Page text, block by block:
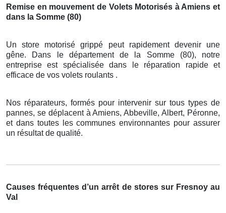
Remise en mouvement de Volets Motorisés à Amiens et
dans la Somme (80)
Un store motorisé grippé peut rapidement devenir une
gêne. Dans le département de la Somme (80), notre
entreprise est spécialisée dans le réparation rapide et
efficace de vos volets roulants .
Nos réparateurs, formés pour intervenir sur tous types de
pannes, se déplacent à Amiens, Abbeville, Albert, Péronne,
et dans toutes les communes environnantes pour assurer
un résultat de qualité.
Causes fréquentes d’un arrêt de stores sur Fresnoy au
Val